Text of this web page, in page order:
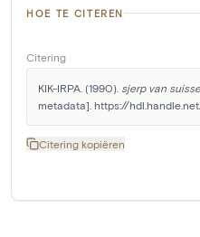
HOE TE CITEREN
Citering
KIK-IRPA. (1990). sjerp van
metadata]. https://
Citering kopiëren